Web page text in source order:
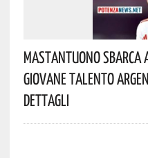
Mastantuono
Giovane Talento
Dettagli